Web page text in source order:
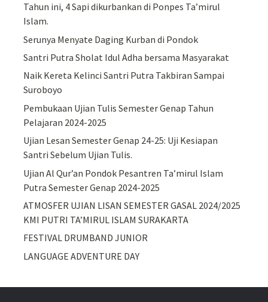
Tahun ini, 4 Sapi dikurbankan di Ponpes Ta’mirul
Islam.
Serunya Menyate Daging Kurban di Pondok
Santri Putra Sholat Idul Adha bersama Masyarakat
Naik Kereta Kelinci Santri Putra Takbiran Sampai
Suroboyo
Pembukaan Ujian Tulis Semester Genap Tahun
Pelajaran 2024-2025
Ujian Lesan Semester Genap 24-25: Uji Kesiapan
Santri Sebelum Ujian Tulis.
Ujian Al Qur’an Pondok Pesantren Ta’mirul Islam
Putra Semester Genap 2024-2025
ATMOSFER UJIAN LISAN SEMESTER GASAL 2024/2025
KMI PUTRI TA’MIRUL ISLAM SURAKARTA
FESTIVAL DRUMBAND JUNIOR
LANGUAGE ADVENTURE DAY